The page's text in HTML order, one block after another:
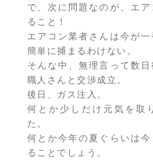
で、次に問題なのが、エア
ること！
エアコン業者さんは今が
簡単に捕まるわけない。
そんな中、無理言って数
職人さんと交渉成立。
後日、ガス注入。
何とか少しだけ元気を取
た。
何とか今年の夏ぐらいは
ることでしょう。